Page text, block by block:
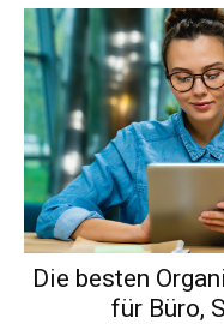
Die besten
für Büro,